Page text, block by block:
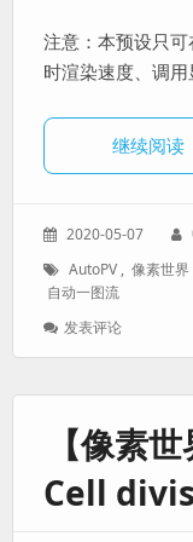
BFS
Color
棒
选
色
注意：本预设只可
时渲染速度、调
继续阅读
发
于：
2020-05-07
标
签：
AutoPV , 像素世界
自动一图流
发表评论: 【像
界
创
预
设
博
【像素
Cell